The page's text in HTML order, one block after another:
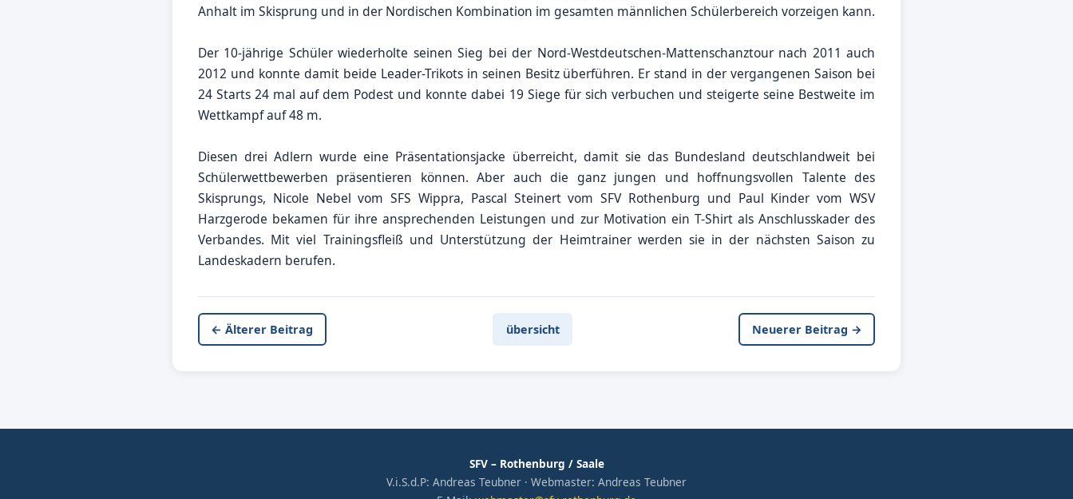
Anhalt im Skisprung und in der Nordischen Kombination im gesamten männlichen Schülerbereich vorzeigen kann.
Der 10-jährige Schüler wiederholte seinen Sieg bei der Nord-Westdeutschen-Mattenschanztour nach 2011 auch
2012 und konnte damit beide Leader-Trikots in seinen Besitz überführen. Er stand in der vergangenen Saison bei
24 Starts 24 mal auf dem Podest und konnte dabei 19 Siege für sich verbuchen und steigerte seine Bestweite im
Wettkampf auf 48 m.
Diesen drei Adlern wurde eine Präsentationsjacke überreicht, damit sie das Bundesland deutschlandweit bei
Schülerwettbewerben präsentieren können. Aber auch die ganz jungen und hoffnungsvollen Talente des
Skisprungs, Nicole Nebel vom SFS Wippra, Pascal Steinert vom SFV Rothenburg und Paul Kinder vom WSV
Harzgerode bekamen für ihre ansprechenden Leistungen und zur Motivation ein T-Shirt als Anschlusskader des
Verbandes. Mit viel Trainingsfleiß und Unterstützung der Heimtrainer werden sie in der nächsten Saison zu
Landeskadern berufen.
← Älterer Beitrag übersicht Neuerer Beitrag →
SFV – Rothenburg / Saale
V.i.S.d.P: Andreas Teubner · Webmaster: Andreas Teubner